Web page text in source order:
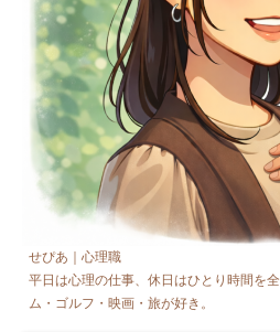
せぴあ｜心理職
平日は心理の仕事、休日はひとり時間を
ム・ゴルフ・映画・旅が好き。